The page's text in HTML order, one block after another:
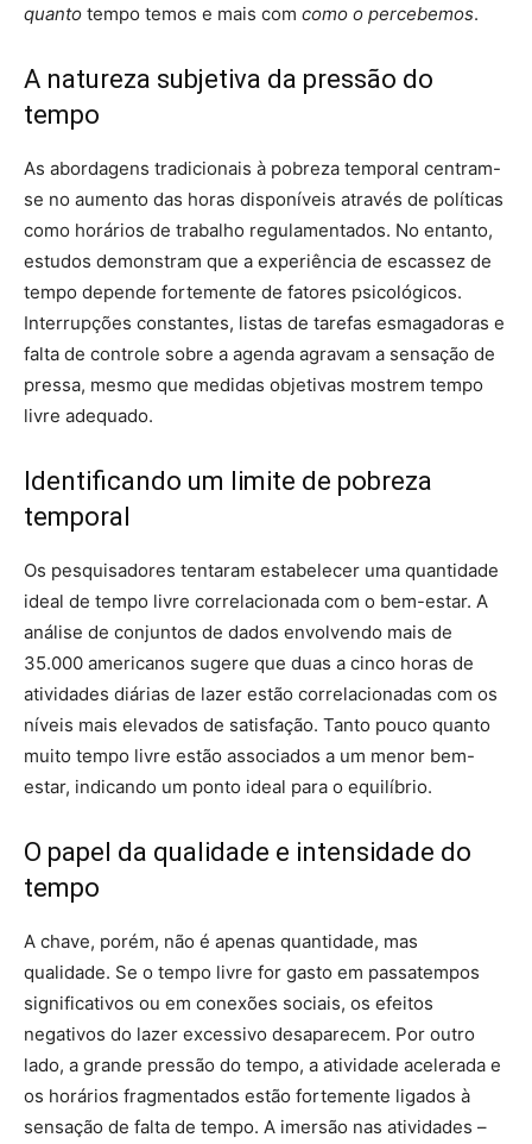
quanto tempo temos e mais com como o percebemos.
A natureza subjetiva da pressão do
tempo
As abordagens tradicionais à pobreza temporal centram-
se no aumento das horas disponíveis através de políticas
como horários de trabalho regulamentados. No entanto,
estudos demonstram que a experiência de escassez de
tempo depende fortemente de fatores psicológicos.
Interrupções constantes, listas de tarefas esmagadoras e
falta de controle sobre a agenda agravam a sensação de
pressa, mesmo que medidas objetivas mostrem tempo
livre adequado.
Identificando um limite de pobreza
temporal
Os pesquisadores tentaram estabelecer uma quantidade
ideal de tempo livre correlacionada com o bem-estar. A
análise de conjuntos de dados envolvendo mais de
35.000 americanos sugere que duas a cinco horas de
atividades diárias de lazer estão correlacionadas com os
níveis mais elevados de satisfação. Tanto pouco quanto
muito tempo livre estão associados a um menor bem-
estar, indicando um ponto ideal para o equilíbrio.
O papel da qualidade e intensidade do
tempo
A chave, porém, não é apenas quantidade, mas
qualidade. Se o tempo livre for gasto em passatempos
significativos ou em conexões sociais, os efeitos
negativos do lazer excessivo desaparecem. Por outro
lado, a grande pressão do tempo, a atividade acelerada e
os horários fragmentados estão fortemente ligados à
sensação de falta de tempo. A imersão nas atividades –